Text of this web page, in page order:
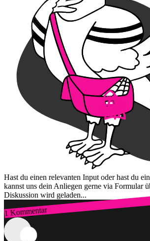
Hast du einen relevanten Input oder hast du
kannst uns dein Anliegen gerne via Formular
Diskussion wird geladen...
1 Kommentar
Zum Login